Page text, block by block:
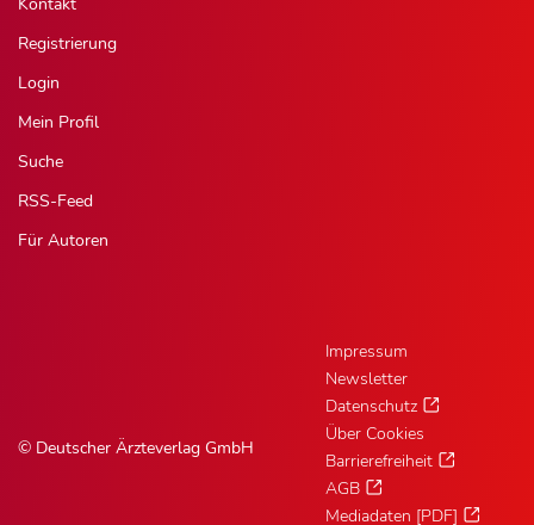
Kontakt
Registrierung
Login
Mein Profil
Suche
RSS-Feed
Für Autoren
© Deutscher Ärzteverlag GmbH
Impressum
Newsletter
Datenschutz
Über Cookies
Barrierefreiheit
AGB
Mediadaten [PDF]